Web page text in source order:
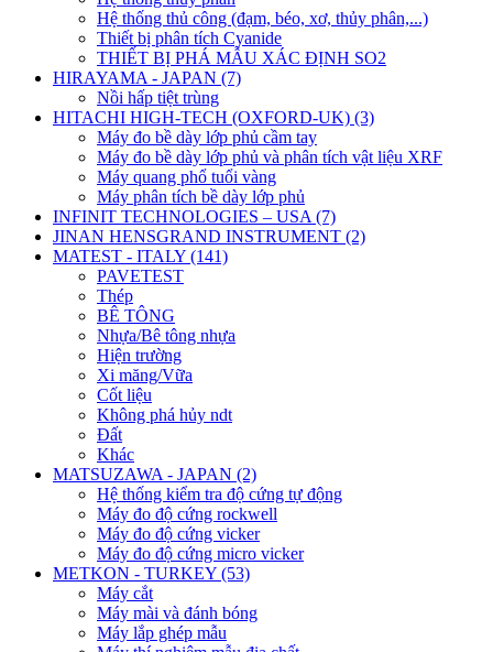
Hệ thống thủ công (đạm, béo, xơ, thủy phân,...)
Thiết bị phân tích Cyanide
THIẾT BỊ PHÁ MẪU XÁC ĐỊNH SO2
HIRAYAMA - JAPAN (7)
Nồi hấp tiệt trùng
HITACHI HIGH-TECH (OXFORD-UK) (3)
Máy đo bề dày lớp phủ cầm tay
Máy đo bề dày lớp phủ và phân tích vật liệu XRF
Máy quang phổ tuổi vàng
Máy phân tích bề dày lớp phủ
INFINIT TECHNOLOGIES – USA (7)
JINAN HENSGRAND INSTRUMENT (2)
MATEST - ITALY (141)
PAVETEST
Thép
BÊ TÔNG
Nhựa/Bê tông nhựa
Hiện trường
Xi măng/Vữa
Cốt liệu
Không phá hủy ndt
Đất
Khác
MATSUZAWA - JAPAN (2)
Hệ thống kiểm tra độ cứng tự động
Máy đo độ cứng rockwell
Máy đo độ cứng vicker
Máy đo độ cứng micro vicker
METKON - TURKEY (53)
Máy cắt
Máy mài và đánh bóng
Máy lắp ghép mẫu